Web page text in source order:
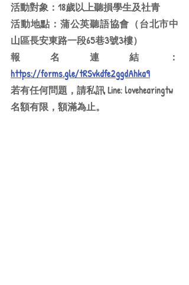
活動對象：18歲以上聽損學生及社青
活動地點：蒲公英聽語協會（台北市中
山區長安東路一段65巷3號3樓）
報名連結：
https://forms.gle/tRSvkdfe2ggdAhka9
若有任何問題，請私訊 Line: lovehearingtw
名額有限，額滿為止。